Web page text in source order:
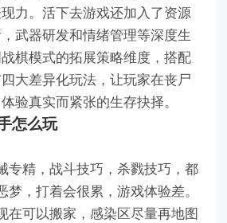
力。活下去游戏还加入了资源
武器研发和情绪管理等深度生
棋模式的拓展策略维度，搭配
大差异化玩法，让玩家在丧尸
验真实而紧张的生存抉择。
怎么玩
专精，战斗技巧，杀戮技巧，都
，打着会很累，游戏体验差。
在可以搬家，感染区尽量再地图